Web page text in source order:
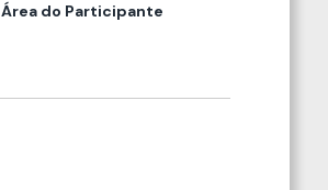
Área do Participante